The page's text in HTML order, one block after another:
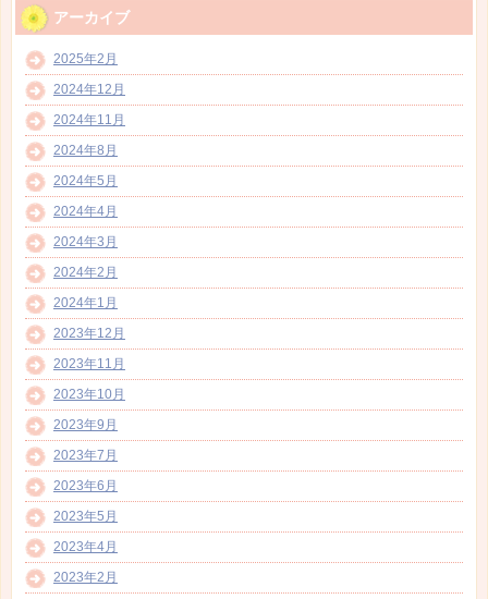
アーカイブ
2025年2月
2024年12月
2024年11月
2024年8月
2024年5月
2024年4月
2024年3月
2024年2月
2024年1月
2023年12月
2023年11月
2023年10月
2023年9月
2023年7月
2023年6月
2023年5月
2023年4月
2023年2月